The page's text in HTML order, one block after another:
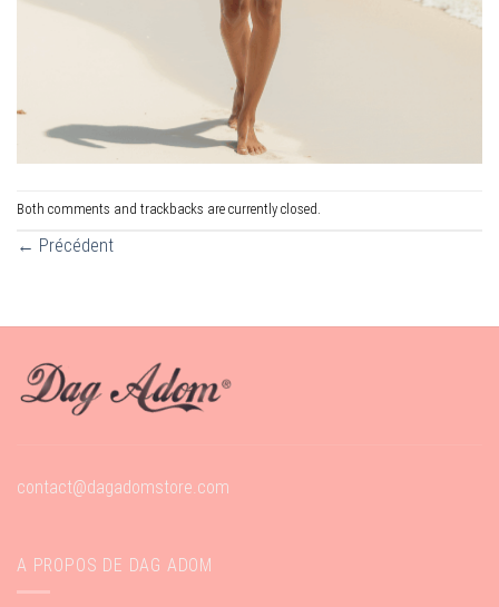
Both comments and trackbacks are currently closed.
← Précédent
contact@dagadomstore.com
A PROPOS DE DAG ADOM